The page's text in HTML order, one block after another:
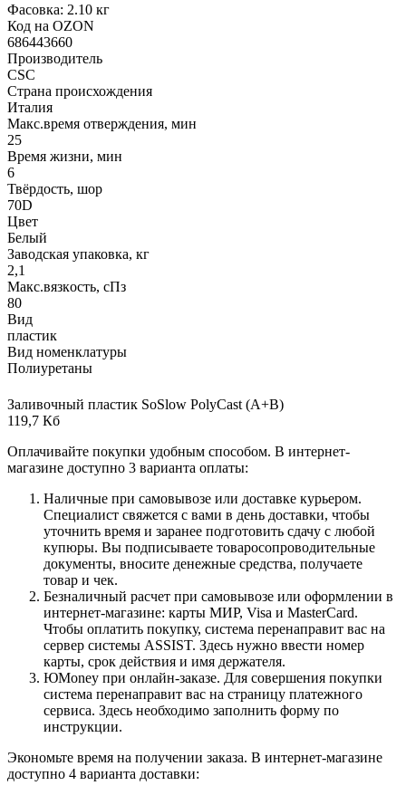
Фасовка: 2.10 кг
Код на OZON
686443660
Производитель
CSC
Страна происхождения
Италия
Макс.время отверждения, мин
25
Время жизни, мин
6
Твёрдость, шор
70D
Цвет
Белый
Заводская упаковка, кг
2,1
Макс.вязкoсть, сПз
80
Вид
пластик
Вид номенклатуры
Полиуретаны
Заливочный пластик SoSlow PolyCast (A+B)
119,7 Кб
Оплачивайте покупки удобным способом. В интернет-
магазине доступно 3 варианта оплаты:
Наличные при самовывозе или доставке курьером.
Специалист свяжется с вами в день доставки, чтобы
уточнить время и заранее подготовить сдачу с любой
купюры. Вы подписываете товаросопроводительные
документы, вносите денежные средства, получаете
товар и чек.
Безналичный расчет при самовывозе или оформлении в
интернет-магазине: карты МИР, Visa и MasterCard.
Чтобы оплатить покупку, система перенаправит вас на
сервер системы ASSIST. Здесь нужно ввести номер
карты, срок действия и имя держателя.
ЮMoney при онлайн-заказе. Для совершения покупки
система перенаправит вас на страницу платежного
сервиса. Здесь необходимо заполнить форму по
инструкции.
Экономьте время на получении заказа. В интернет-магазине
доступно 4 варианта доставки: